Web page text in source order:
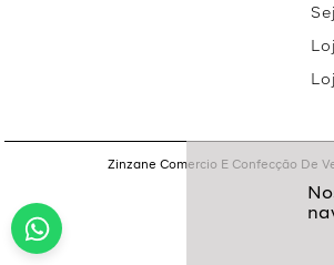
Zinzane Comercio E Confecção De